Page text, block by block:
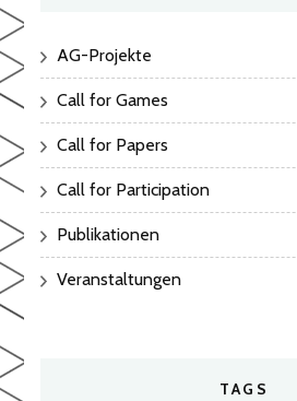
AG-Projekte
Call for Games
Call for Papers
Call for Participation
Publikationen
Veranstaltungen
TAGS